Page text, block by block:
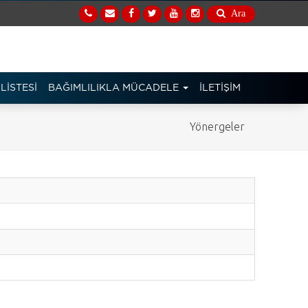
Ara
BAĞIMLILIKLA MÜCADELE İLETİŞİM
Yönergeler